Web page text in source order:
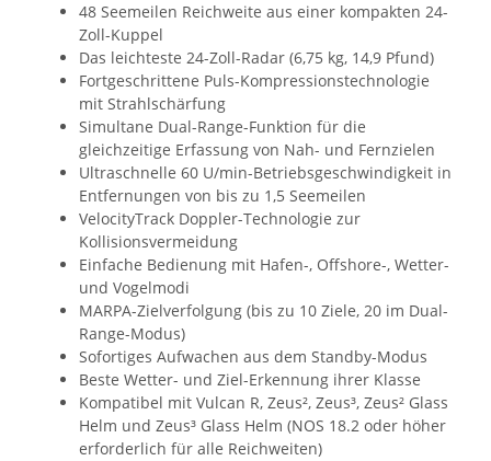
48 Seemeilen Reichweite aus einer kompakten 24-
Zoll-Kuppel
Das leichteste 24-Zoll-Radar (6,75 kg, 14,9 Pfund)
Fortgeschrittene Puls-Kompressionstechnologie
mit Strahlschärfung
Simultane Dual-Range-Funktion für die
gleichzeitige Erfassung von Nah- und Fernzielen
Ultraschnelle 60 U/min-Betriebsgeschwindigkeit in
Entfernungen von bis zu 1,5 Seemeilen
VelocityTrack Doppler-Technologie zur
Kollisionsvermeidung
Einfache Bedienung mit Hafen-, Offshore-, Wetter-
und Vogelmodi
MARPA-Zielverfolgung (bis zu 10 Ziele, 20 im Dual-
Range-Modus)
Sofortiges Aufwachen aus dem Standby-Modus
Beste Wetter- und Ziel-Erkennung ihrer Klasse
Kompatibel mit Vulcan R, Zeus², Zeus³, Zeus² Glass
Helm und Zeus³ Glass Helm (NOS 18.2 oder höher
erforderlich für alle Reichweiten)